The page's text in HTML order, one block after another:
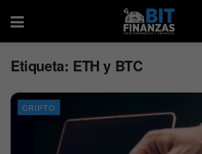
Etiqueta: ETH y BTC
CRIPTO